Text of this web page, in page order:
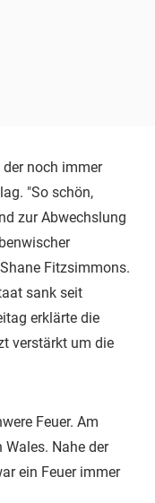
noch immer
"So schön,
zur Abwechslung
Fitzsimmons.
sank seit
erklärte die
verstärkt um die
Feuer. Am
Nahe der
ein Feuer immer